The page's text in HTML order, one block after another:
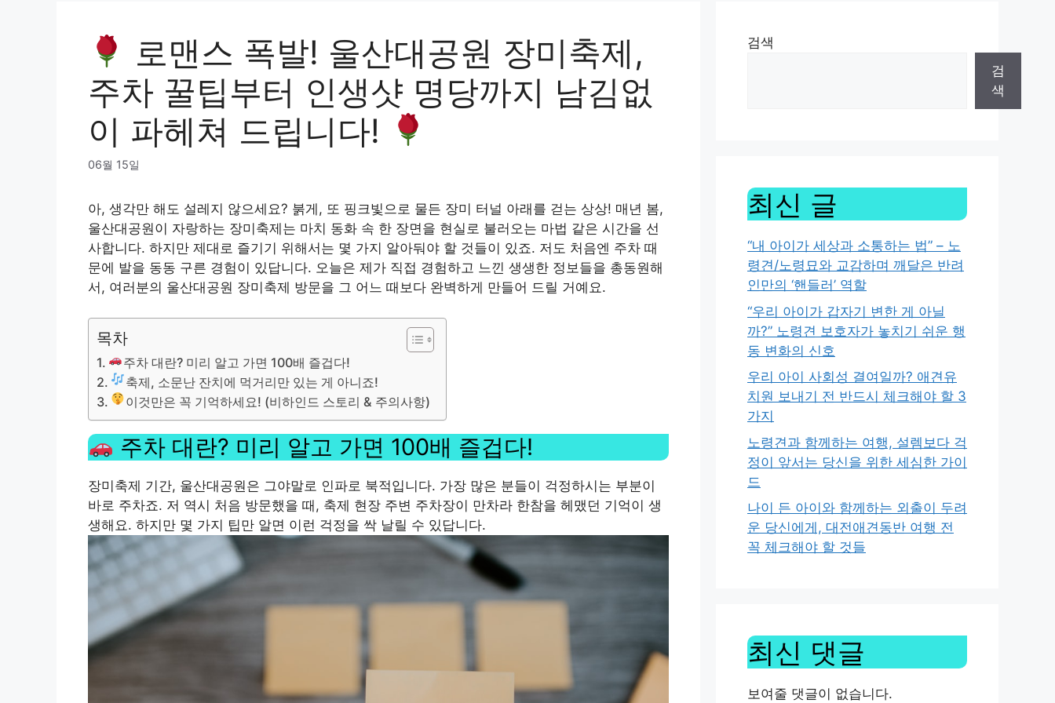
로맨스 폭발! 울산대공원 장미축제,
주차 꿀팁부터 인생샷 명당까지 남김없
이 파헤쳐 드립니다!
06월 15일
아, 생각만 해도 설레지 않으세요? 붉게, 또 핑크빛으로 물든 장미 터널 아래를 걷는 상상! 매년 봄,
울산대공원이 자랑하는 장미축제는 마치 동화 속 한 장면을 현실로 불러오는 마법 같은 시간을 선
사합니다. 하지만 제대로 즐기기 위해서는 몇 가지 알아둬야 할 것들이 있죠. 저도 처음엔 주차 때
문에 발을 동동 구른 경험이 있답니다. 오늘은 제가 직접 경험하고 느낀 생생한 정보들을 총동원해
서, 여러분의 울산대공원 장미축제 방문을 그 어느 때보다 완벽하게 만들어 드릴 거예요.
목차
주차 대란? 미리 알고 가면 100배 즐겁다!
축제, 소문난 잔치에 먹거리만 있는 게 아니죠!
이것만은 꼭 기억하세요! (비하인드 스토리 & 주의사항)
주차 대란? 미리 알고 가면 100배 즐겁다!
장미축제 기간, 울산대공원은 그야말로 인파로 북적입니다. 가장 많은 분들이 걱정하시는 부분이
바로 주차죠. 저 역시 처음 방문했을 때, 축제 현장 주변 주차장이 만차라 한참을 헤맸던 기억이 생
생해요. 하지만 몇 가지 팁만 알면 이런 걱정을 싹 날릴 수 있답니다.
검색
검
색
최신 글
“내 아이가 세상과 소통하는 법” – 노
령견/노령묘와 교감하며 깨달은 반려
인만의 ‘핸들러’ 역할
“우리 아이가 갑자기 변한 게 아닐
까?” 노령견 보호자가 놓치기 쉬운 행
동 변화의 신호
우리 아이 사회성 결여일까? 애견유
치원 보내기 전 반드시 체크해야 할 3
가지
노령견과 함께하는 여행, 설렘보다 걱
정이 앞서는 당신을 위한 세심한 가이
드
나이 든 아이와 함께하는 외출이 두려
운 당신에게, 대전애견동반 여행 전
꼭 체크해야 할 것들
최신 댓글
보여줄 댓글이 없습니다.